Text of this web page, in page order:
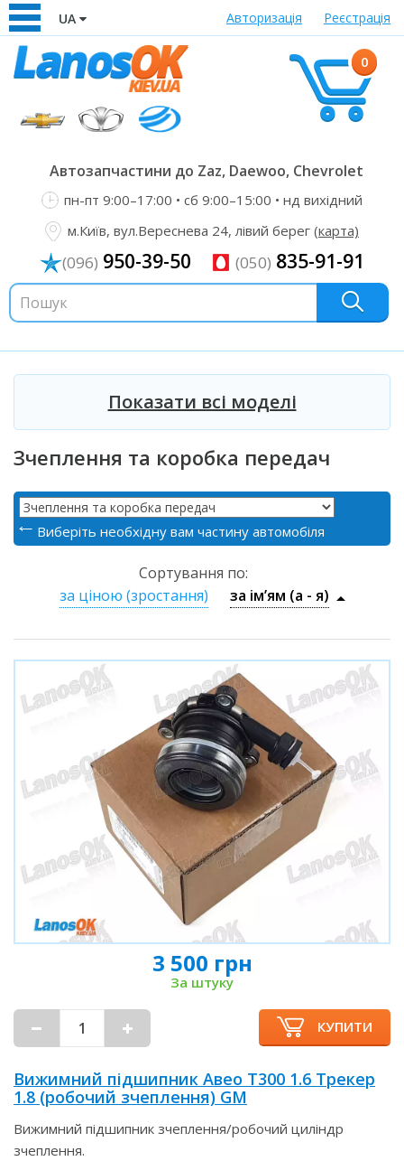
UA Авторизація Реєстрація
0
Автозапчастини до Zaz, Daewoo, Chevrolet
пн-пт 9:00–17:00 • сб 9:00–15:00 • нд вихідний
м.Київ, вул.Вереснева 24, лівий берег (карта)
(096) 950-39-50 (050) 835-91-91
Показати всі моделі
Зчеплення та коробка передач
Виберіть необхідну вам частину автомобіля
Сортування по:
за ціною (зростання)
за ім’ям (a - я)
3 500 грн
За штуку
КУПИТИ
Вижимний підшипник Авео Т300 1.6 Трекер
1.8 (робочий зчеплення) GM
Вижимний підшипник зчеплення/робочий циліндр
зчеплення.